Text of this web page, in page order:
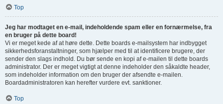
Top
Jeg har modtaget en e-mail, indeholdende spam eller en fornærmelse, fra
en bruger på dette board!
Vi er meget kede af at høre dette. Dette boards e-mailsystem har indbygget
sikkerhedsforanstaltninger, som hjælper med til at identificere brugere, der
sender den slags indhold. Du bør sende en kopi af e-mailen til dette boards
administrator. Der er meget vigtigt at denne indeholder den såkaldte header,
som indeholder information om den bruger der afsendte e-mailen.
Boardadministratoren kan herefter vurdere evt. sanktioner.
Top